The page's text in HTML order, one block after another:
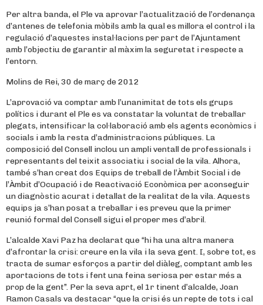
Per altra banda, el Ple va aprovar l’actualització de l’ordenança
d’antenes de telefonia mòbils amb la qual es millora el control i la
regulació d’aquestes instal·lacions per part de l’Ajuntament
amb l’objectiu de garantir al màxim la seguretat i respecte a
l’entorn.
Molins de Rei, 30 de març de 2012
L’aprovació va comptar amb l’unanimitat de tots els grups
polítics i durant el Ple es va constatar la voluntat de treballar
plegats, intensificar la col·laboració amb els agents econòmics i
socials i amb la resta d’administracions públiques. La
composició del Consell inclou un ampli ventall de professionals i
representants del teixit associatiu i social de la vila. Alhora,
també s’han creat dos Equips de treball de l’Àmbit Social i de
l’Àmbit d’Ocupació i de Reactivació Econòmica per aconseguir
un diagnòstic acurat i detallat de la realitat de la vila. Aquests
equips ja s’han posat a treballar i es preveu que la primer
reunió formal del Consell sigui el proper mes d’abril.
L’alcalde Xavi Paz ha declarat que “hi ha una altra manera
d’afrontar la crisi: creure en la vila i la seva gent. I, sobre tot, es
tracta de sumar esforços a partir del diàleg, comptant amb les
aportacions de tots i fent una feina seriosa per estar més a
prop de la gent”. Per la seva aprt, el 1r tinent d’alcalde, Joan
Ramon Casals va destacar “que la crisi és un repte de tots i cal